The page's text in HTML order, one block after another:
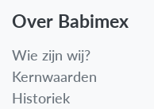
Over Babimex
Wie zijn wij?
Kernwaarden
Historiek